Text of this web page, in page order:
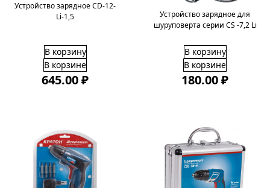
Устройство зарядное CD-12-
Li-1,5
В корзину
В корзине
645.00 ₽
Устройство зарядное для
шуруповерта серии CS -7,2 Li
В корзину
В корзине
180.00 ₽